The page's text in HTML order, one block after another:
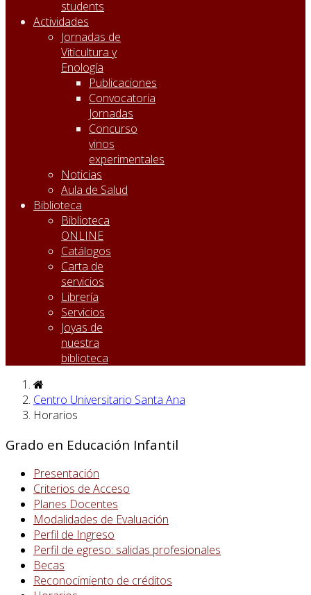
students
Actividades
Jornadas de
Viticultura y
Enología
Publicaciones
Convocatoria
Jornadas
Concurso
vinos
experimentales
Noticias
Aula de Salud
Biblioteca
Biblioteca
ONLINE
Catálogos
Carta de
servicios
Librería
Servicios
Joyas de
nuestra
biblioteca
Centro Universitario Santa Ana
Horarios
Grado en Educación Infantil
Presentación
Criterios de Acceso
Planes Docentes
Modalidades de Evaluación
Perfil de Ingreso
Perfil de egreso: salidas profesionales
Becas
Reconocimiento de créditos